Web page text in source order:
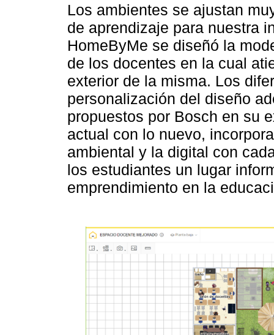
Los ambientes se ajustan
de aprendizaje para nuestra
HomeByMe se diseñó la
de los docentes en la cual
exterior de la misma. Los
personalización del diseño
propuestos por Bosch en su
actual con lo nuevo,
ambiental y la digital con
los estudiantes un lugar
emprendimiento en la